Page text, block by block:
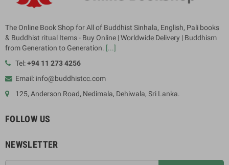
The Online Book Shop for All of Buddhist Sinhala, English, Pali books
& Buddhist ritual Items - Buy Online | Worldwide Delivery | Buddhism
from Generation to Generation. [...]
Tel:+94 11 273 4256
Email: info@buddhistcc.com
125, Anderson Road, Nedimala, Dehiwala, Sri Lanka.
FOLLOW US
NEWSLETTER